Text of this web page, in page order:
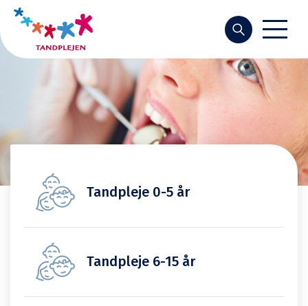
Søg
Forside
Tandpleje 0-5 år
Tandpleje 6-15 år